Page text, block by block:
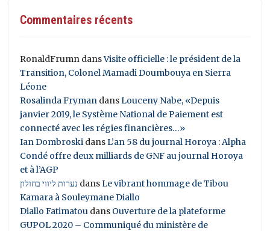
Commentaires récents
RonaldFrumn dansVisite officielle : le président de la
Transition, Colonel Mamadi Doumbouya en Sierra
Léone
Rosalinda Fryman dansLouceny Nabe, «Depuis
janvier 2019, le Système National de Paiement est
connecté avec les régies financières…»
Ian Dombroski dansL’an 58 du journal Horoya : Alpha
Condé offre deux milliards de GNF au journal Horoya
et à l’AGP
נערות ליווי בחולון dansLe vibrant hommage de Tibou
Kamara à Souleymane Diallo
Diallo Fatimatou dans Ouverture de la plateforme
GUPOL 2020 – Communiqué du ministère de